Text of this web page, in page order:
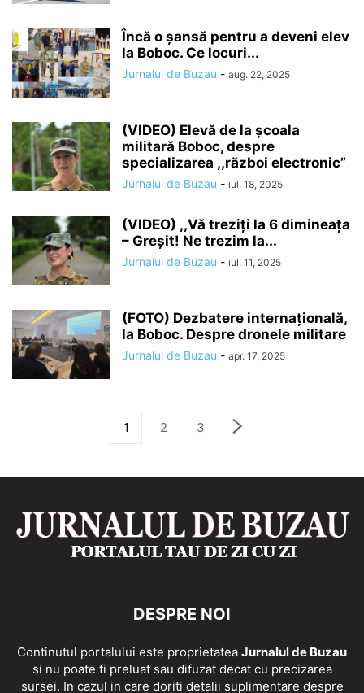
Încă o șansă pentru a deveni elev
la Boboc. Ce locuri...
Jurnalul de Buzau - aug. 22, 2025
(VIDEO) Elevă de la școala
militară Boboc, despre
specializarea ,,război electronic”
Jurnalul de Buzau - iul. 18, 2025
(VIDEO) ,,Vă treziți la 6 dimineața
– Greșit! Ne trezim la...
Jurnalul de Buzau - iul. 11, 2025
(FOTO) Dezbatere internațională,
la Boboc. Despre dronele militare
Jurnalul de Buzau - apr. 17, 2025
1 2 3
DESPRE NOI
Continutul portalului este proprietatea Jurnalul de Buzau
si nu poate fi preluat sau difuzat decat cu precizarea
sursei. In cazul in care doriti detalii suplimentare despre